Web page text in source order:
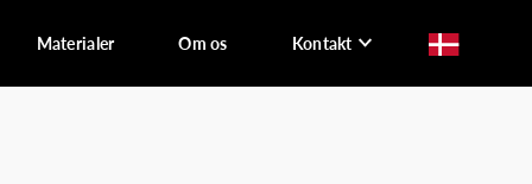
Materialer Om os Kontakt